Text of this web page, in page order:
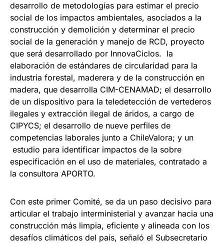
desarrollo de metodologías para estimar el precio
social de los impactos ambientales, asociados a la
construcción y demolición y determinar el precio
social de la generación y manejo de RCD, proyecto
que será desarrollado por InnovaCiclos. la
elaboración de estándares de circularidad para la
industria forestal, maderera y de la construcción en
madera, que desarrolla CIM-CENAMAD; el desarrollo
de un dispositivo para la teledetección de vertederos
ilegales y extracción ilegal de áridos, a cargo de
CIPYCS; el desarrollo de nueve perfiles de
competencias laborales junto a ChileValora; y un
estudio para identificar impactos de la sobre
especificación en el uso de materiales, contratado a
la consultora APORTO.
Con este primer Comité, se da un paso decisivo para
articular el trabajo interministerial y avanzar hacia una
construcción más limpia, eficiente y alineada con los
desafíos climáticos del país, señaló el Subsecretario